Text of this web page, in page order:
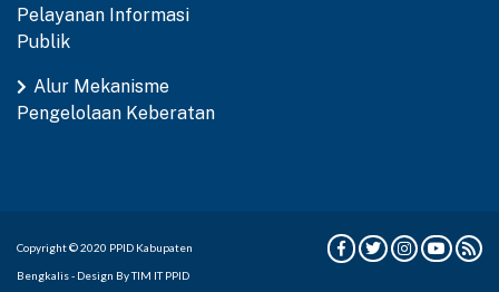
Pelayanan Informasi
Publik
Alur Mekanisme
Pengelolaan Keberatan
Copyright © 2020 PPID Kabupaten
Bengkalis - Design By TIM IT PPID